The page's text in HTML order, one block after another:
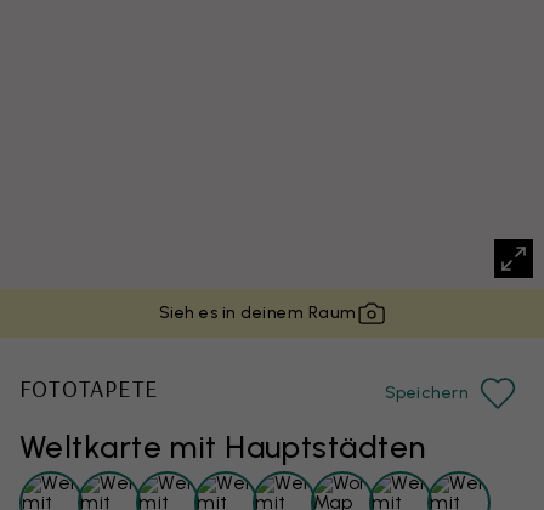
Sieh es in deinem Raum
Weltkarte mit Hauptstädten
FOTOTAPETE Speichern